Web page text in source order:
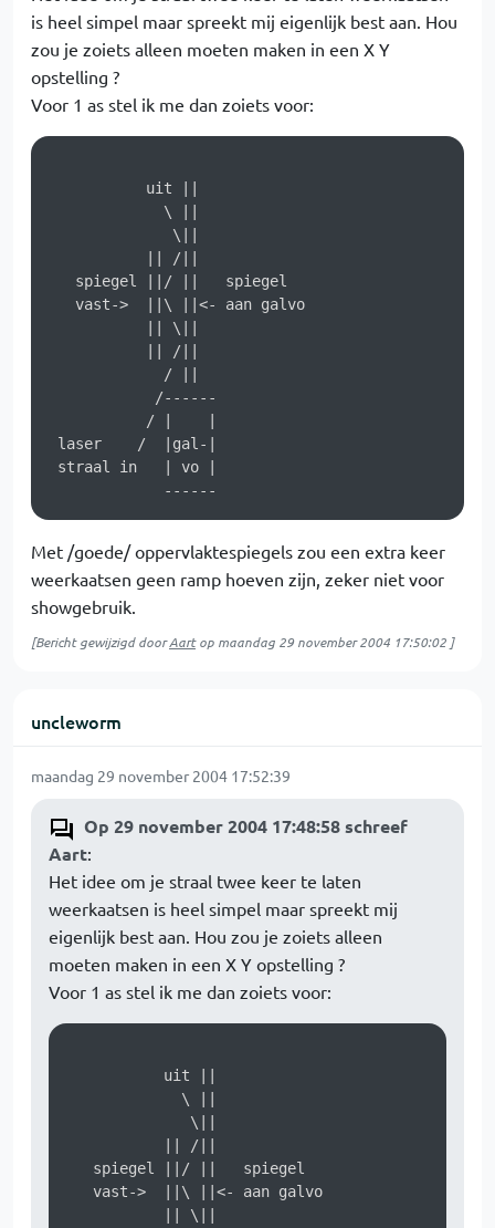
is heel simpel maar spreekt mij eigenlijk best aan. Hou
zou je zoiets alleen moeten maken in een X Y
opstelling ?
Voor 1 as stel ik me dan zoiets voor:
           uit ||
             \ ||
              \||
           || /||
   spiegel ||/ ||   spiegel
   vast->  ||\ ||<- aan galvo
           || \||
           || /||
             / ||
            /------
           / |    |
laser    /  |gal-|
straal in   | vo |
Met /goede/ oppervlaktespiegels zou een extra keer
weerkaatsen geen ramp hoeven zijn, zeker niet voor
showgebruik.
[Bericht gewijzigd doorAartop maandag 29 november 2004 17:50:02 ]
uncleworm
maandag 29 november 2004 17:52:39
Op 29 november 2004 17:48:58 schreef
Aart:
Het idee om je straal twee keer te laten
weerkaatsen is heel simpel maar spreekt mij
eigenlijk best aan. Hou zou je zoiets alleen
moeten maken in een X Y opstelling ?
Voor 1 as stel ik me dan zoiets voor:
           uit ||
             \ ||
              \||
           || /||
   spiegel ||/ ||   spiegel
   vast->  ||\ ||<- aan galvo
           || \||